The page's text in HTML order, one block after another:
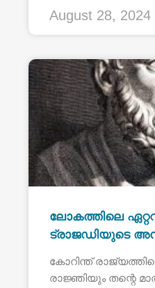
August 28, 2024
ലോകത്തിലെ
ട്രാജഡിയുടെ
കോറിന്ത്
രാജ്ഞിയും തന്റെ